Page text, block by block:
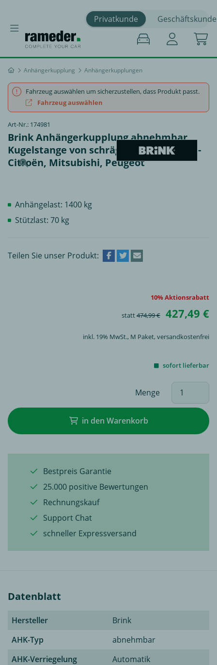
Privatkunde Geschäftskunde
Anhängerkupplung Anhängerkupplungen
Fahrzeug auswählen um sicherzustellen, dass Produkt passt.
Fahrzeug auswählen
Art-Nr.: 174981
Brink Anhängerkupplung abnehmbar
Kugelstange von schräg unten gesteckt -
Citroën, Mitsubishi, Peugeot
Anhängelast: 1400 kg
Stützlast: 70 kg
Teilen Sie unser Produkt:
10% Aktionsrabatt
statt474,99 € 427,49 €
inkl. 19% MwSt., M Paket, versandkostenfrei
sofort lieferbar
Menge
in den Warenkorb
Bestpreis Garantie
25.000 positive Bewertungen
Rechnungskauf
Support Chat
schneller Expressversand
Datenblatt
Hersteller
Brink
AHK-Typ
abnehmbar
AHK-Verriegelung
Automatik